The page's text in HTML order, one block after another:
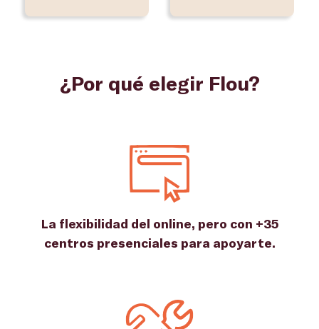
¿Por qué elegir Flou?
La flexibilidad del online, pero con +35
centros presenciales para apoyarte.